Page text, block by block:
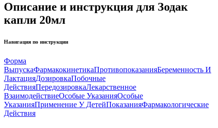
Описание и инструкция для Зодак
капли 20мл
Навигация по инструкции
Форма
ВыпускаФармакокинетикаПротивопоказанияБеременность И
ЛактацияДозировкаПобочные
ДействияПередозировкаЛекарственное
ВзаимодействиеОсобые УказанияОсобые
УказанияПрименение У ДетейПоказанияФармакологические
Действия